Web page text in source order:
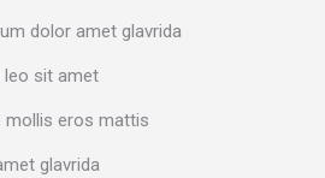
dolor amet glavrida
leo sit amet
mollis eros mattis
glavrida